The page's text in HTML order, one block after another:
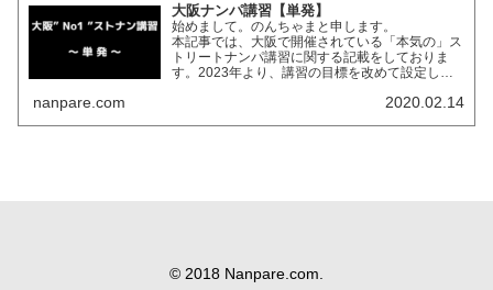
大阪ナンパ講習【単発】
始めまして。のんちゃまと申します。
本記事では、大阪で開催されている「本気の」ス
トリートナンパ講習に関する記載をしておりま
す。2023年より、講習の目標を改めて設定しま
nanpare.com 2020.02.14
© 2018 Nanpare.com.